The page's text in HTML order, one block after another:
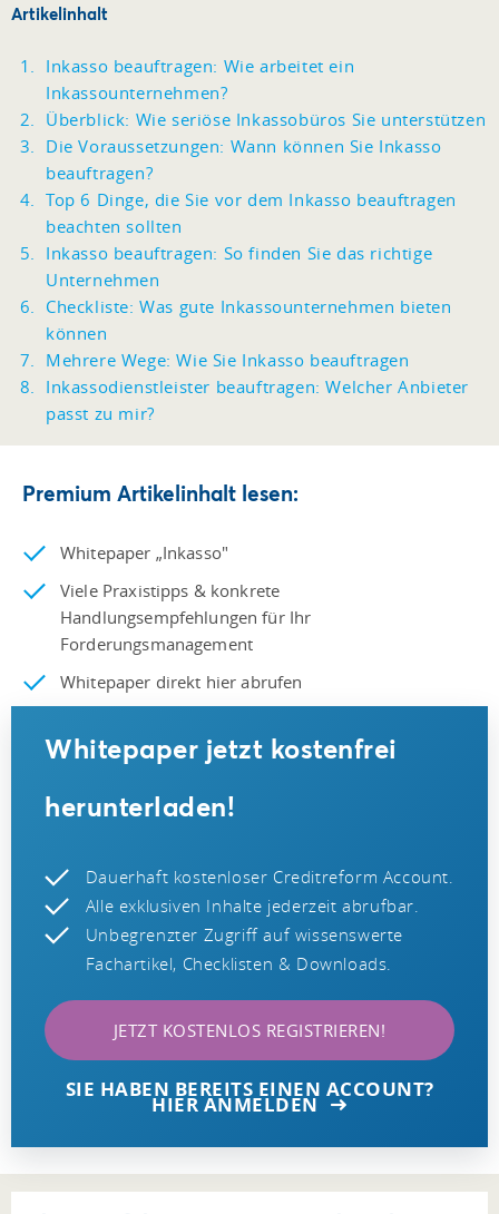
Artikelinhalt
Inkasso beauftragen: Wie arbeitet ein
Inkassounternehmen?
Überblick: Wie seriöse Inkassobüros Sie unterstützen
Die Voraussetzungen: Wann können Sie Inkasso
beauftragen?
Top 6 Dinge, die Sie vor dem Inkasso beauftragen
beachten sollten
Inkasso beauftragen: So finden Sie das richtige
Unternehmen
Checkliste: Was gute Inkassounternehmen bieten
können
Mehrere Wege: Wie Sie Inkasso beauftragen
Inkassodienstleister beauftragen: Welcher Anbieter
passt zu mir?
Premium Artikelinhalt lesen:
Whitepaper „Inkasso"
Viele Praxistipps & konkrete
Handlungsempfehlungen für Ihr
Forderungsmanagement
Whitepaper direkt hier abrufen
Whitepaper jetzt kostenfrei
herunterladen!
Dauerhaft kostenloser Creditreform Account.
Alle exklusiven Inhalte jederzeit abrufbar.
Unbegrenzter Zugriff auf wissenswerte
Fachartikel, Checklisten & Downloads.
JETZT KOSTENLOS REGISTRIEREN!
SIE HABEN BEREITS EINEN ACCOUNT?
HIER ANMELDEN